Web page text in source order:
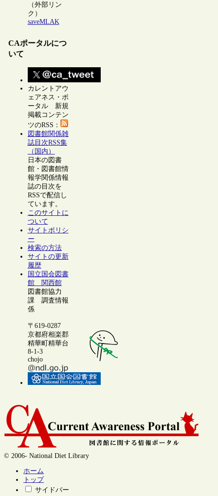
（外部リン
ク）
saveMLAK
CAポータルにつ
いて
カレントアウ
ェアネス・ポ
ータル 新規
掲載コンテン
ツのRSS：
図書館関係雑
誌目次RSS集
（国内）
日本の図書
館・図書館情
報学関係情報
誌の目次を
RSSで配信し
ています。
このサイトに
ついて
サイトポリシ
ー
検索の方法
サイトの更新
履歴
国立国会図書
館 関西館
図書館協力
課 調査情報
係
〒619-0287
京都府相楽郡
精華町精華台
8-1-3
chojo
© 2006- National Diet Library
ホーム
トップ
サイドバー